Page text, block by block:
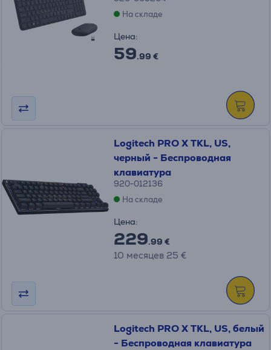
На складе
Цена:
59.99 €
Logitech PRO X TKL, US,
черный - Беспроводная
клавиатура
920-012136
На складе
Цена:
229.99 €
10 месяцев 25 €
Logitech PRO X TKL, US, белый
- Беспроводная клавиатура